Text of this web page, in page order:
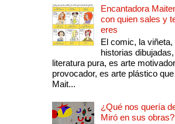
Encantadora
con quien sales y
eres
El comic, la viñeta,
historias
literatura pura, es arte
provocador, es arte plástico
Mait...
¿Qué nos quería
Miró en sus obras?